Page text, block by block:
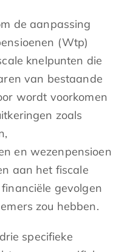
de aanpassing
(Wtp)
knelpunten die
van bestaande
wordt voorkomen
zoals
en wezenpensioen
aan het fiscale
gevolgen
zou hebben.
specifieke